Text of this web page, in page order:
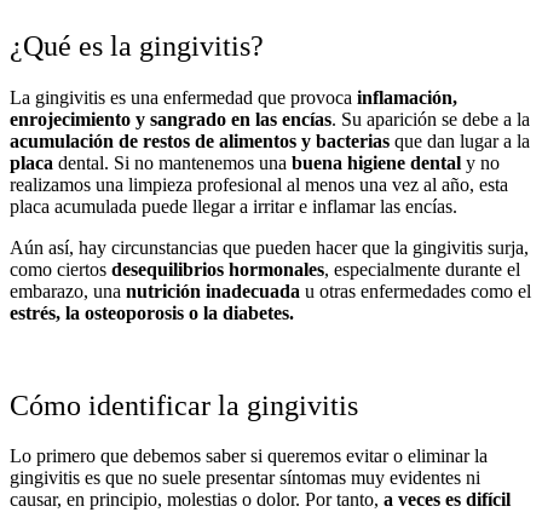
¿Qué es la gingivitis?
La gingivitis es una enfermedad que provoca inflamación,
enrojecimiento y sangrado en las encías. Su aparición se debe a la
acumulación de restos de alimentos y bacterias que dan lugar a la
placa dental. Si no mantenemos una buena higiene dental y no
realizamos una limpieza profesional al menos una vez al año, esta
placa acumulada puede llegar a irritar e inflamar las encías.
Aún así, hay circunstancias que pueden hacer que la gingivitis surja,
como ciertos desequilibrios hormonales, especialmente durante el
embarazo, una nutrición inadecuada u otras enfermedades como el
estrés, la osteoporosis o la diabetes.
Cómo identificar la gingivitis
Lo primero que debemos saber si queremos evitar o eliminar la
gingivitis es que no suele presentar síntomas muy evidentes ni
causar, en principio, molestias o dolor. Por tanto, a veces es difícil